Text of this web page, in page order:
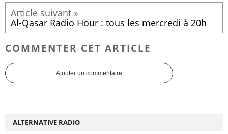
Al-Qasar Radio Hour : tous les mercredi à 20h
COMMENTER CET ARTICLE
Ajouter un commentaire
ALTERNATIVE RADIO